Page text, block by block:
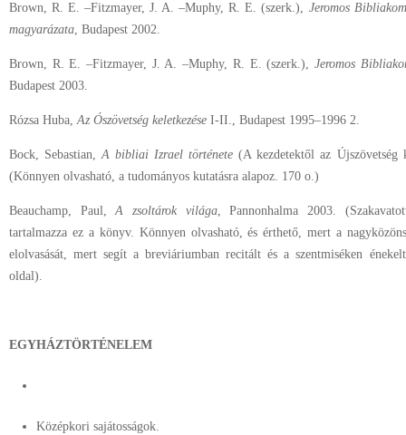
Brown, R. E. –Fitzmayer, J. A. –Muphy, R. E. (szerk.), Jeromos
magyarázata, Budapest 2002.
Brown, R. E. –Fitzmayer, J. A. –Muphy, R. E. (szerk.), Jeromos
Budapest 2003.
Rózsa Huba,Az Ószövetség keletkezése I-II., Budapest 1995–1996 2.
Bock, Sebastian,A bibliai Izrael története (A kezdetektől az
(Könnyen olvasható, a tudományos kutatásra alapoz. 170 o.)
Beauchamp, Paul,A zsoltárok világa, Pannonhalma 2003.
tartalmazza ez a könyv. Könnyen olvasható, és érthető, mert a
elolvasását, mert segít a breviáriumban recitált és a szentmiséken
oldal).
EGYHÁZTÖRTÉNELEM
Középkori sajátosságok.